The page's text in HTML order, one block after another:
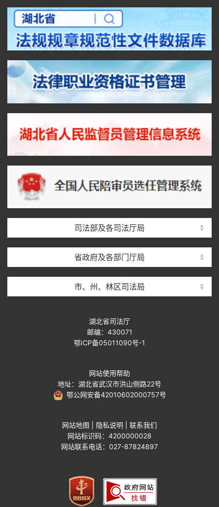
司法部及各司法厅局
省政府及各部门厅局
市、州、林区司法局
湖北省司法厅
邮编：430071
鄂ICP备05011090号-1
网站使用帮助
地址：湖北省武汉市洪山侧路22号
鄂公网安备42010602000757号
网站地图 隐私说明
联系我们
网站标识码：4200000028
网站联系电话：027-87824897